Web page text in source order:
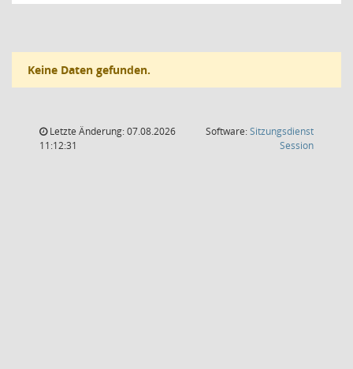
Keine Daten gefunden.
Letzte Änderung: 07.08.2026
11:12:31
Software:Sitzungsdienst
Session(Wird in